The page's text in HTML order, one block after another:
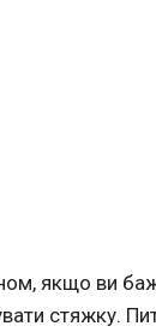
якщо ви
стяжку.